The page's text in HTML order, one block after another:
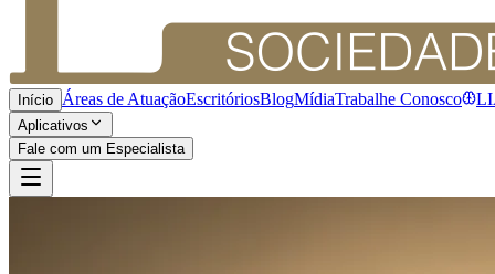
Início Áreas de AtuaçãoEscritóriosBlogMídiaTrabalhe Conosco
Aplicativos
Fale com um Especialista